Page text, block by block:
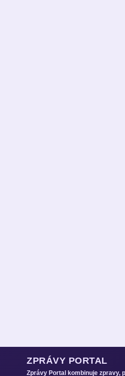
ZPRÁVY PORTAL